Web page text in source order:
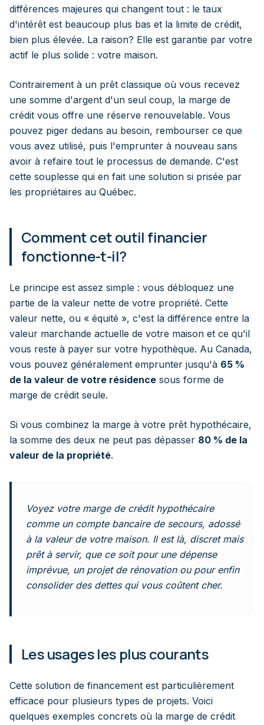
différences majeures qui changent tout : le taux
d'intérêt est beaucoup plus bas et la limite de crédit,
bien plus élevée. La raison? Elle est garantie par votre
actif le plus solide : votre maison.
Contrairement à un prêt classique où vous recevez
une somme d'argent d'un seul coup, la marge de
crédit vous offre une réserve renouvelable. Vous
pouvez piger dedans au besoin, rembourser ce que
vous avez utilisé, puis l'emprunter à nouveau sans
avoir à refaire tout le processus de demande. C'est
cette souplesse qui en fait une solution si prisée par
les propriétaires au Québec.
Comment cet outil financier
fonctionne-t-il?
Le principe est assez simple : vous débloquez une
partie de la valeur nette de votre propriété. Cette
valeur nette, ou « équité », c'est la différence entre la
valeur marchande actuelle de votre maison et ce qu'il
vous reste à payer sur votre hypothèque. Au Canada,
vous pouvez généralement emprunter jusqu'à 65 %
de la valeur de votre résidence sous forme de
marge de crédit seule.
Si vous combinez la marge à votre prêt hypothécaire,
la somme des deux ne peut pas dépasser 80 % de la
valeur de la propriété.
Voyez votre marge de crédit hypothécaire
comme un compte bancaire de secours, adossé
à la valeur de votre maison. Il est là, discret mais
prêt à servir, que ce soit pour une dépense
imprévue, un projet de rénovation ou pour enfin
consolider des dettes qui vous coûtent cher.
Les usages les plus courants
Cette solution de financement est particulièrement
efficace pour plusieurs types de projets. Voici
quelques exemples concrets où la marge de crédit